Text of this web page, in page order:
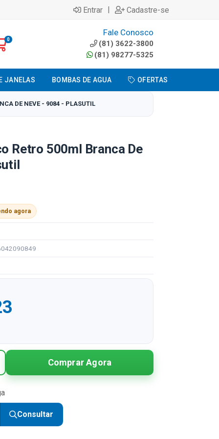
Entrar | Cadastre-se
0
Fale Conosco
(81) 3622-3800
(81) 98277-5325
JANELAS BOMBAS DE AGUA OFERTAS
DE NEVE - 9084 - PLASUTIL
Retro 500ml Branca De
agora
Comprar Agora
Consultar